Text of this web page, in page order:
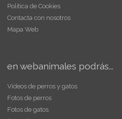
Política de Cookies
Contacta con nosotros
Mapa Web
en webanimales podrás...
Vídeos de perros y gatos
Fotos de perros
Fotos de gatos